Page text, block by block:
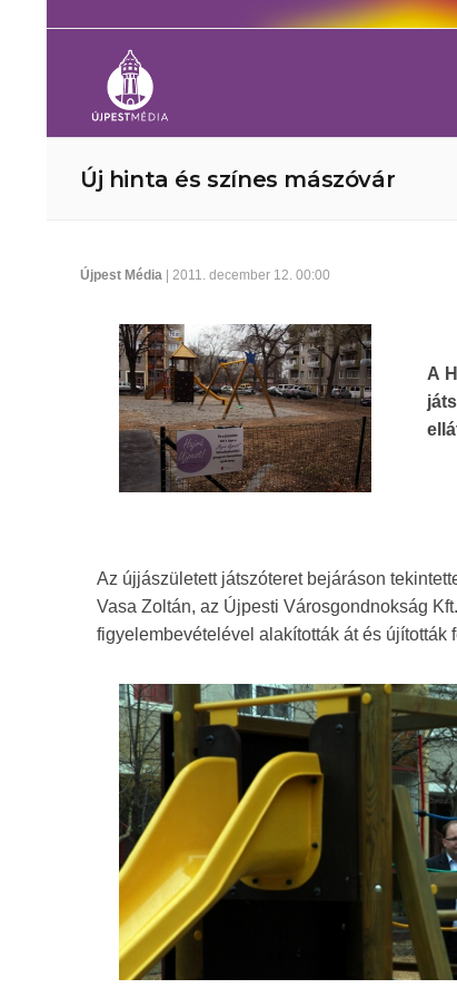
Új hinta és színes mászóvár
Újpest Média | 2011. december 12. 00:00
A
Az újjászületett játszóteret bejáráson
Vasa Zoltán, az Újpesti Városgondnokság
figyelembevételével alakították át és újították